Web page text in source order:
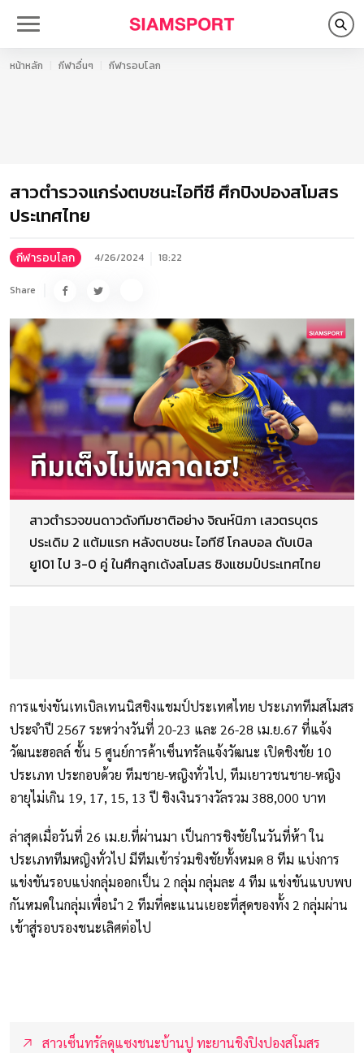
หน้าหลัก กีฬาอื่นๆ กีฬารอบโลก
สาวตำรวจแกร่งตบชนะไอทีซี ศึกปิงปองสโมสร
ประเทศไทย
กีฬารอบโลก 4/26/2024 18:22
Share
สาวตำรวจขนดาวดังทีมชาติอย่าง จิณห์นิภา เสวตรบุตร
ประเดิม 2 แต้มแรก หลังตบชนะ ไอทีซี โกลบอล ดับเบิล
ยู101 ไป 3-0 คู่ ในศึกลูกเด้งสโมสร ชิงแชมป์ประเทศไทย
การแข่งขันเทเบิลเทนนิสชิงแชมป์ประเทศไทย ประเภททีมสโมสร
ประจำปี 2567 ระหว่างวันที่ 20-23 และ 26-28 เม.ย.67 ที่แจ้ง
วัฒนะฮอลล์ ชั้น 5 ศูนย์การค้าเซ็นทรัลแจ้งวัฒนะ เปิดชิงชัย 10
ประเภท ประกอบด้วย ทีมชาย-หญิงทั่วไป, ทีมเยาวชนชาย-หญิง
อายุไม่เกิน 19, 17, 15, 13 ปี ชิงเงินรางวัลรวม 388,000 บาท
ล่าสุดเมื่อวันที่ 26 เม.ย.ที่ผ่านมา เป็นการชิงชัยในวันที่ห้า ใน
ประเภททีมหญิงทั่วไป มีทีมเข้าร่วมชิงชัยทั้งหมด 8 ทีม แบ่งการ
แข่งขันรอบแบ่งกลุ่มออกเป็น 2 กลุ่ม กลุ่มละ 4 ทีม แข่งขันแบบพบ
กันหมดในกลุ่มเพื่อนำ 2 ทีมที่คะแนนเยอะที่สุดของทั้ง 2 กลุ่มผ่าน
เข้าสู่รอบรองชนะเลิศต่อไป
สาวเซ็นทรัลดุแซงชนะบ้านปู ทะยานชิงปิงปองสโมสร